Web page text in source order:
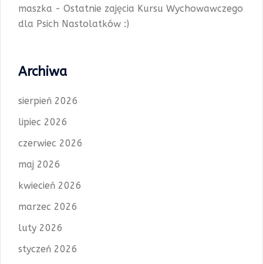
maszka - Ostatnie zajęcia Kursu Wychowawczego
dla Psich Nastolatków :)
Archiwa
sierpień 2026
lipiec 2026
czerwiec 2026
maj 2026
kwiecień 2026
marzec 2026
luty 2026
styczeń 2026